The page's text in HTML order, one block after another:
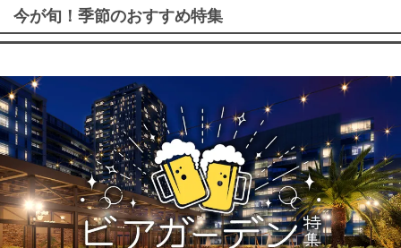
今が旬！季節のおすすめ特集